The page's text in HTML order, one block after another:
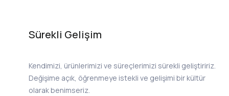
Sürekli Gelişim
Kendimizi, ürünlerimizi ve süreçlerimizi sürekli geliştiririz.
Değişime açık, öğrenmeye istekli ve gelişimi bir kültür
olarak benimseriz.